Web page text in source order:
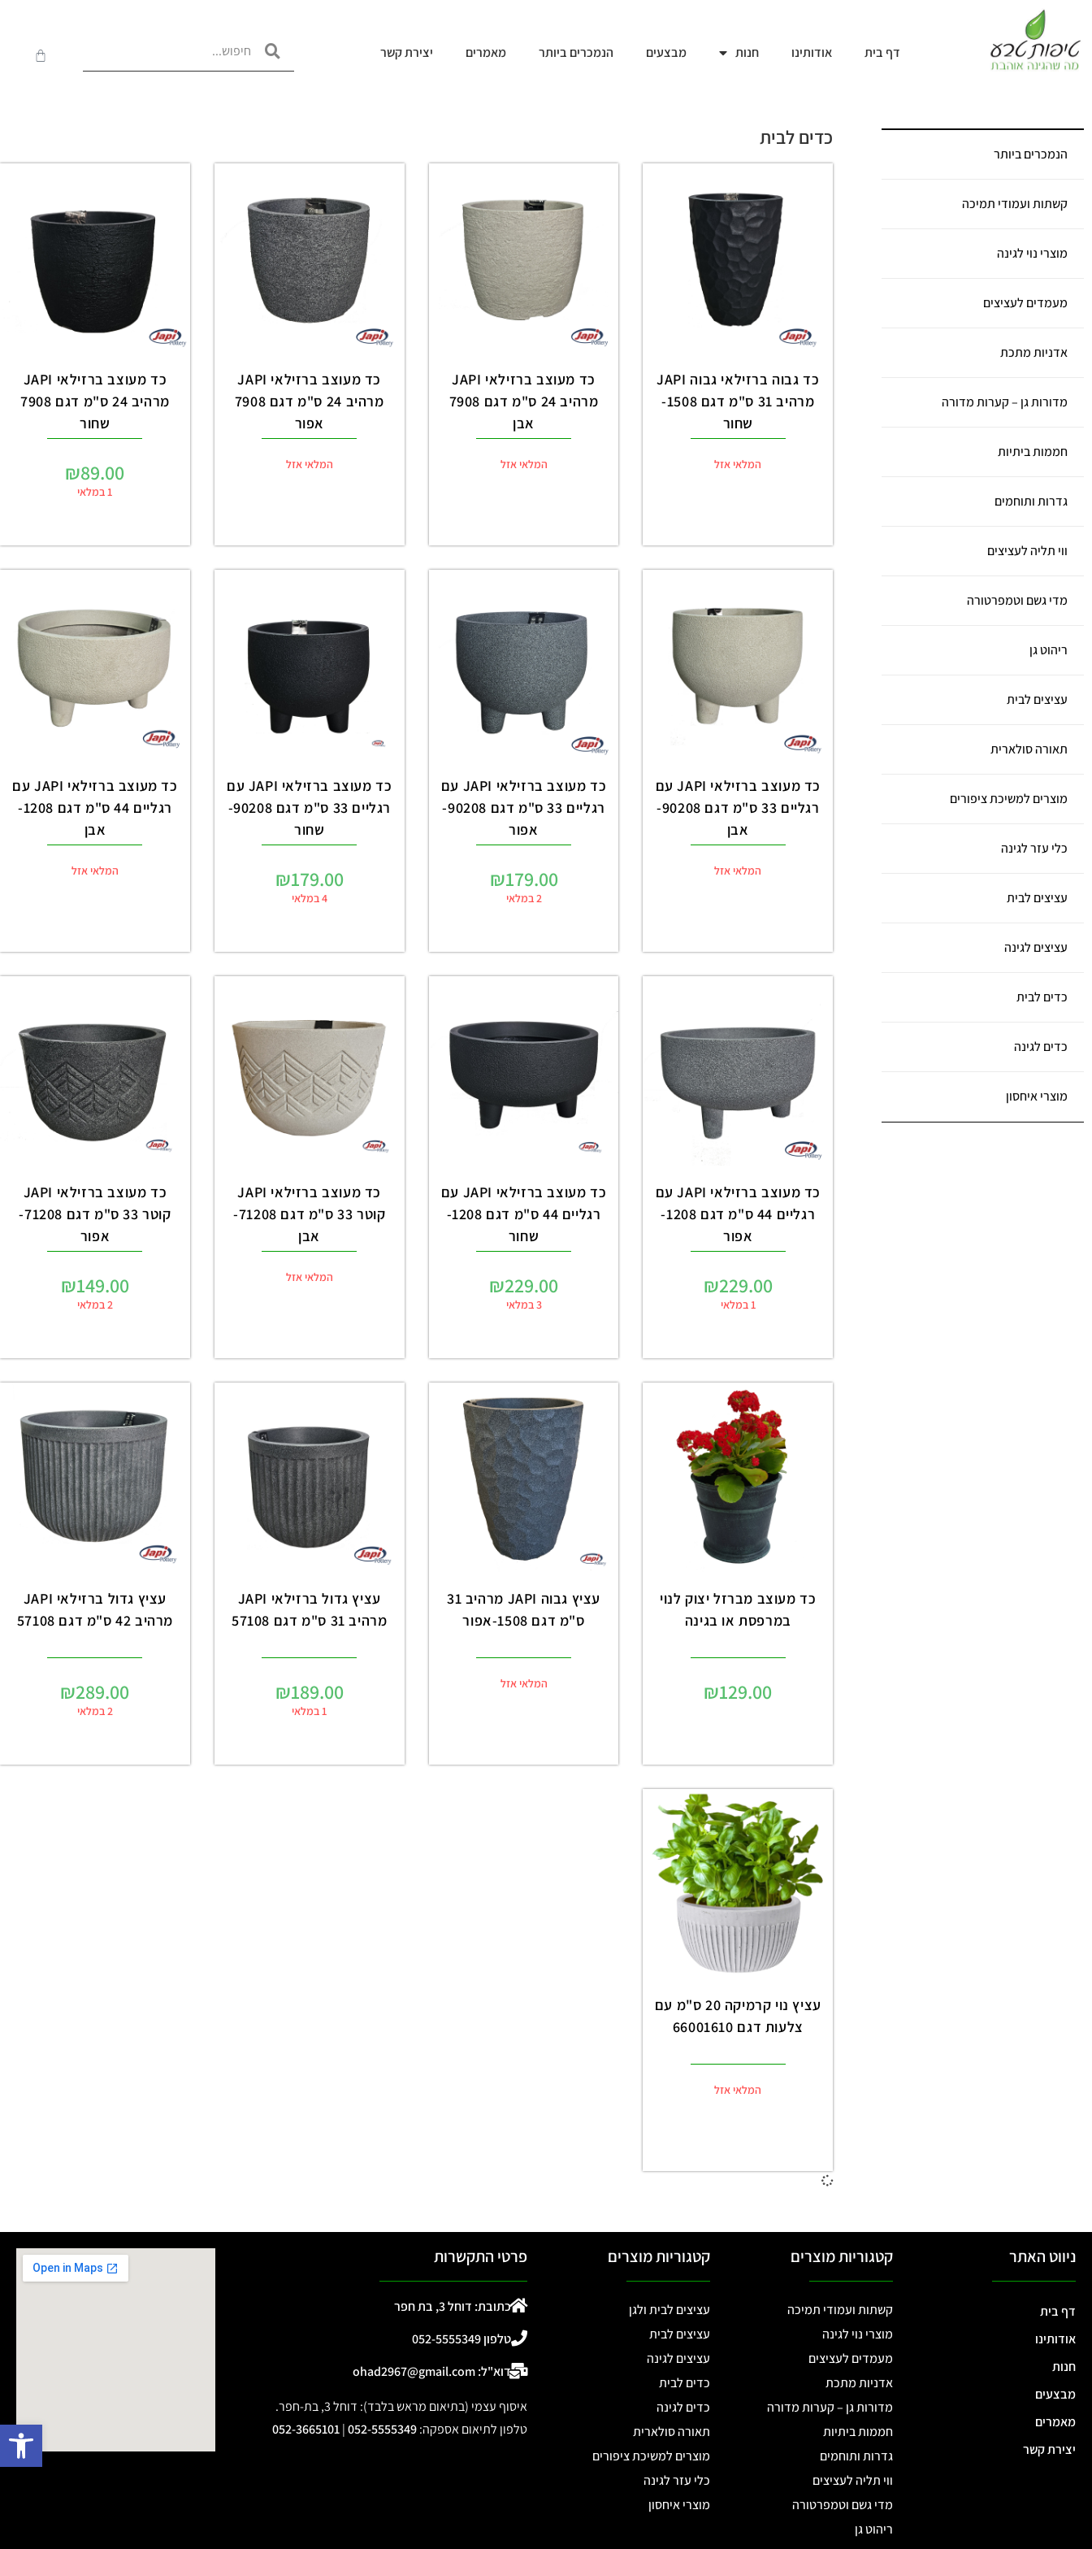
דף בית אודותינו חנות מבצעים הנמכרים ביותר מאמרים יצירת קשר
הנמכרים ביותר
קשתות ועמודי תמיכה
מוצרי נוי לגינה
מעמדים לעציצים
אדניות מתכת
מדורות גן – קערות מדורה
חממות ביתיות
גדרות ותוחמים
ווי תליה לעציצים
מדי גשם וטמפרטורה
ריהוט גן
עציצים לבית
תאורה סולארית
מוצרים למשיכת ציפורים
כלי עזר לגינה
עציצים לבית
עציצים לגינה
כדים לבית
כדים לגינה
מוצרי איחסון
כדים לבית
כד גבוה ברזילאי גבוה JAPI
מרהיב 31 ס"מ דגם 1508-
שחור
המלאי אזל
כד מעוצב ברזילאי JAPI
מרהיב 24 ס"מ דגם 7908
אבן
המלאי אזל
כד מעוצב ברזילאי JAPI
מרהיב 24 ס"מ דגם 7908
אפור
המלאי אזל
כד מעוצב ברזילאי JAPI
מרהיב 24 ס"מ דגם 7908
שחור
₪89.00
1 במלאי
כד מעוצב ברזילאי JAPI עם
רגליים 33 ס"מ דגם 90208-
אבן
המלאי אזל
כד מעוצב ברזילאי JAPI עם
רגליים 33 ס"מ דגם 90208-
אפור
₪179.00
2 במלאי
כד מעוצב ברזילאי JAPI עם
רגליים 33 ס"מ דגם 90208-
שחור
₪179.00
4 במלאי
כד מעוצב ברזילאי JAPI עם
רגליים 44 ס"מ דגם 1208-
אבן
המלאי אזל
כד מעוצב ברזילאי JAPI עם
רגליים 44 ס"מ דגם 1208-
אפור
₪229.00
1 במלאי
כד מעוצב ברזילאי JAPI עם
רגליים 44 ס"מ דגם 1208-
שחור
₪229.00
3 במלאי
כד מעוצב ברזילאי JAPI
קוטר 33 ס"מ דגם 71208-
אבן
המלאי אזל
כד מעוצב ברזילאי JAPI
קוטר 33 ס"מ דגם 71208-
אפור
₪149.00
2 במלאי
כד מעוצב מברזל יצוק לנוי
במרפסת או בגינה
₪129.00
עציץ גבוה JAPI מרהיב 31
ס"מ דגם 1508-אפור
המלאי אזל
עציץ גדול ברזילאי JAPI
מרהיב 31 ס"מ דגם 57108
₪189.00
1 במלאי
עציץ גדול ברזילאי JAPI
מרהיב 42 ס"מ דגם 57108
₪289.00
2 במלאי
עציץ נוי קרמיקה 20 ס"מ עם
צלעות דגם 66001610
המלאי אזל
ניווט האתר
דף בית
אודותינו
חנות
מבצעים
מאמרים
יצירת קשר
קטגוריות מוצרים
קשתות ועמודי תמיכה
מוצרי נוי לגינה
מעמדים לעציצים
אדניות מתכת
מדורות גן – קערות מדורה
חממות ביתיות
גדרות ותוחמים
ווי תליה לעציצים
מדי גשם וטמפרטורה
ריהוט גן
קטגוריות מוצרים
עציצים לבית ולגן
עציצים לבית
עציצים לגינה
כדים לבית
כדים לגינה
תאורה סולארית
מוצרים למשיכת ציפורים
כלי עזר לגינה
מוצרי איחסון
פרטי התקשרות
כתובת: דוחל 3, בת חפר
טלפון 052-5555349
דוא"ל: ohad2967@gmail.com
איסוף עצמי (בתיאום מראש בלבד): דוחל 3, בת-חפר.
טלפון לתיאום אספקה:
052-5555349
|
052-3665101